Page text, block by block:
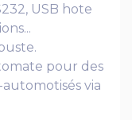
USB hote
pour des
via